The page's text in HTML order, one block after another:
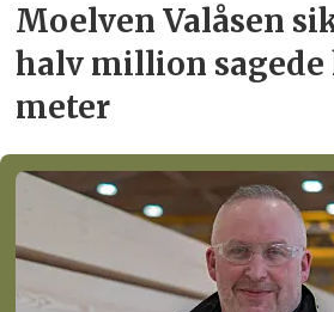
Moelven Valåsen
halv million
meter